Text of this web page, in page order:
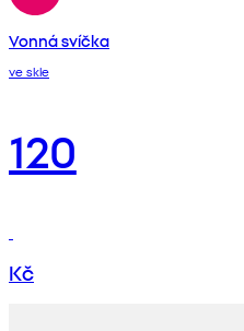
Vonná svíčka
ve skle
120
Kč